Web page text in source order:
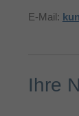
E-Mail:
Ihre